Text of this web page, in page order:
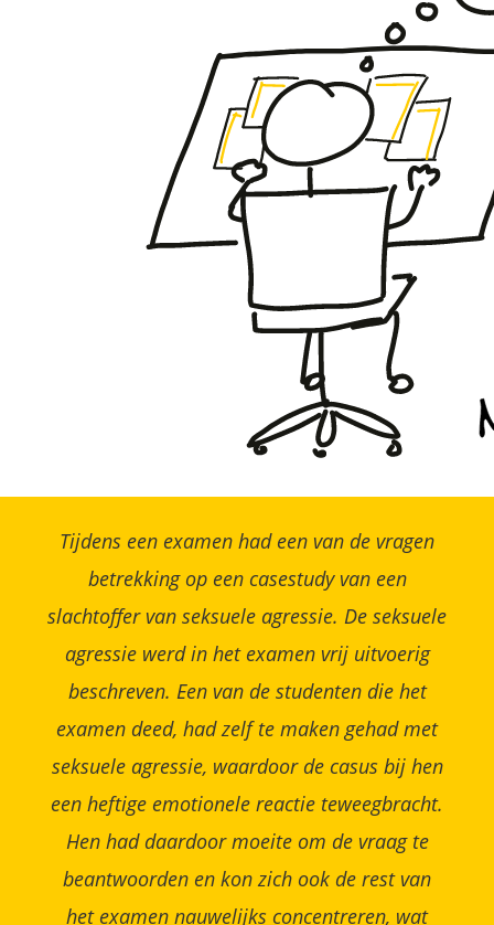
Tijdens een examen had een van de vragen
betrekking op een casestudy van een
slachtoffer van seksuele agressie. De seksuele
agressie werd in het examen vrij uitvoerig
beschreven. Een van de studenten die het
examen deed, had zelf te maken gehad met
seksuele agressie, waardoor de casus bij hen
een heftige emotionele reactie teweegbracht.
Hen had daardoor moeite om de vraag te
beantwoorden en kon zich ook de rest van
het examen nauwelijks concentreren, wat